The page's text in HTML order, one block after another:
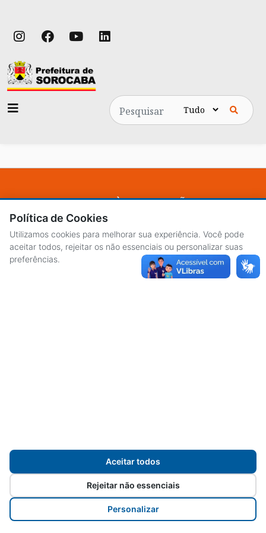
Pesquisa
ACESSO À INFORMAÇÃO
CENTRAL DE ATENDIMENTO
LICITAÇÕES
SERVIDORES
Política de Cookies
Utilizamos cookies para melhorar sua experiência. Você pode
aceitar todos, rejeitar os não essenciais ou personalizar suas
preferências.
Aceitar todos
Rejeitar não essenciais
Personalizar